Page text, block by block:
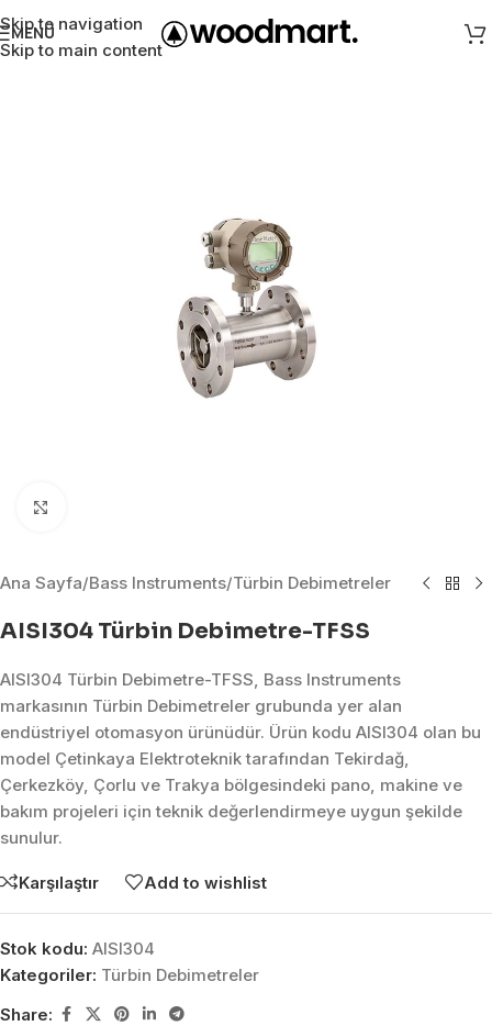
Skip to navigation
Skip to main content
MENÜ
Ana Sayfa/Bass Instruments/Türbin Debimetreler
AISI304 Türbin Debimetre-TFSS
AISI304 Türbin Debimetre-TFSS, Bass Instruments
markasının Türbin Debimetreler grubunda yer alan
endüstriyel otomasyon ürünüdür. Ürün kodu AISI304 olan bu
model Çetinkaya Elektroteknik tarafından Tekirdağ,
Çerkezköy, Çorlu ve Trakya bölgesindeki pano, makine ve
bakım projeleri için teknik değerlendirmeye uygun şekilde
sunulur.
Karşılaştır Add to wishlist
Stok kodu: AISI304
Kategoriler: Türbin Debimetreler
Share: